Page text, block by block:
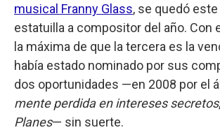
musical Franny Glass, se quedó
estatuilla a compositor del año. Con
la máxima de que la tercera es la
había estado nominado por sus
dos oportunidades —en 2008 por el
mente perdida en intereses secretos
Planes— sin suerte.